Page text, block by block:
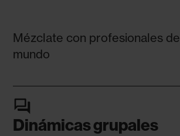
Mézclate con profesionales
mundo
forum
Dinámicas grupales